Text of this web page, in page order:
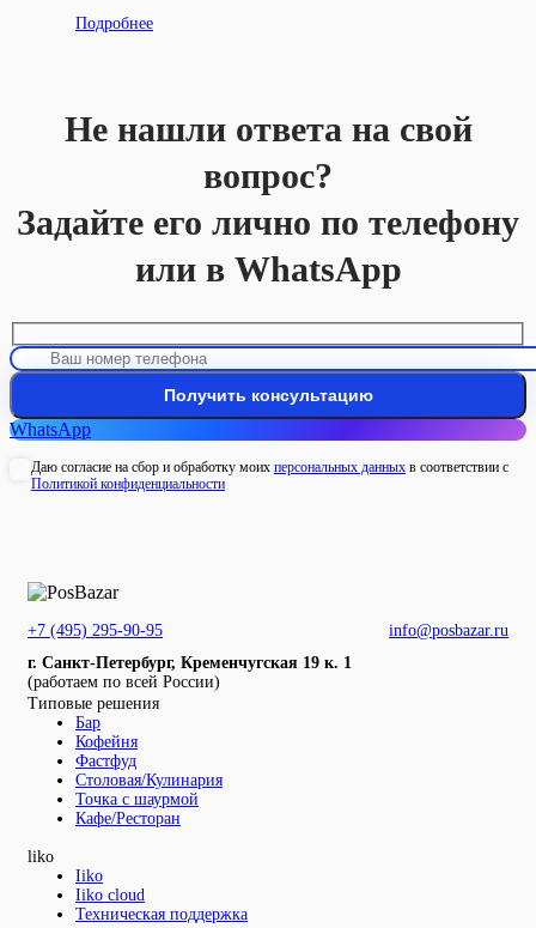
Подробнее
Не нашли ответа на свой
вопрос?
Задайте его лично по телефону
или в WhatsApp
WhatsApp
Даю согласие на сбор и обработку моих персональных данных в соответствии с
Политикой конфиденциальности
+7 (495) 295-90-95
info@posbazar.ru
г. Санкт-Петербург, Кременчугская 19 к. 1
(работаем по всей России)
Типовые решения
Бар
Кофейня
Фастфуд
Столовая/Кулинария
Точка с шаурмой
Кафе/Ресторан
liko
Iiko
Iiko cloud
Техническая поддержка